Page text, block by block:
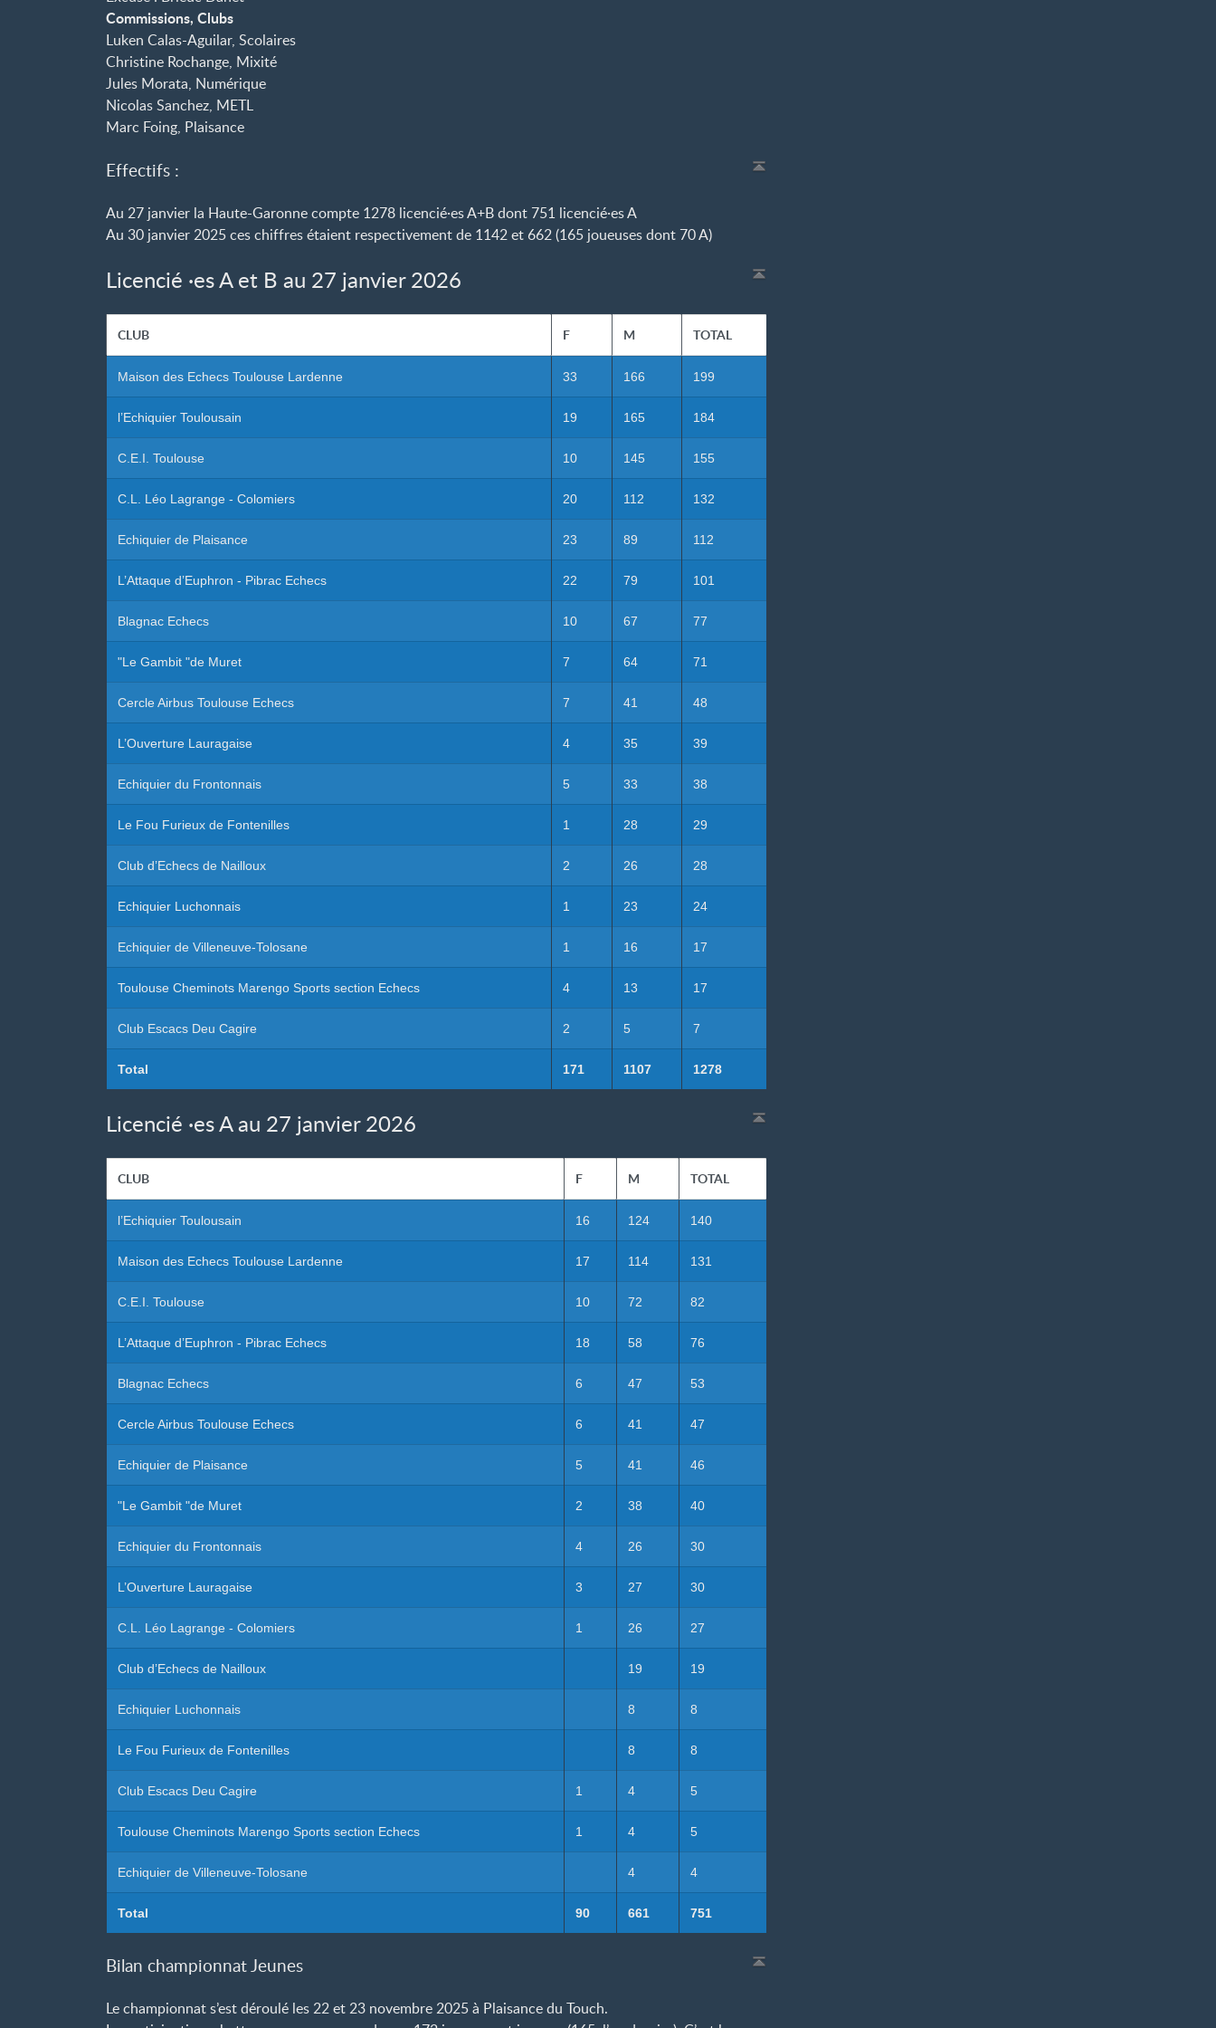
Commissions, Clubs
Luken Calas-Aguilar, Scolaires
Christine Rochange, Mixité
Jules Morata, Numérique
Nicolas Sanchez, METL
Marc Foing, Plaisance
Effectifs :
Au 27 janvier la Haute-Garonne compte 1278 licencié·es A+B dont 751 licencié·es A
Au 30 janvier 2025 ces chiffres étaient respectivement de 1142 et 662 (165 joueuses dont 70 A)
Licencié ·es A et B au 27 janvier 2026
CLUB F M TOTAL
Maison des Echecs Toulouse Lardenne 33 166 199
l’Echiquier Toulousain 19 165 184
C.E.I. Toulouse 10 145 155
C.L. Léo Lagrange - Colomiers 20 112 132
Echiquier de Plaisance 23 89 112
L’Attaque d’Euphron - Pibrac Echecs 22 79 101
Blagnac Echecs 10 67 77
"Le Gambit "de Muret 7 64 71
Cercle Airbus Toulouse Echecs 7 41 48
L’Ouverture Lauragaise 4 35 39
Echiquier du Frontonnais 5 33 38
Le Fou Furieux de Fontenilles 1 28 29
Club d’Echecs de Nailloux 2 26 28
Echiquier Luchonnais 1 23 24
Echiquier de Villeneuve-Tolosane 1 16 17
Toulouse Cheminots Marengo Sports section Echecs 4 13 17
Club Escacs Deu Cagire 2 5 7
Total 171 1107 1278
Licencié ·es A au 27 janvier 2026
CLUB F M TOTAL
l’Echiquier Toulousain 16 124 140
Maison des Echecs Toulouse Lardenne 17 114 131
C.E.I. Toulouse 10 72 82
L’Attaque d’Euphron - Pibrac Echecs 18 58 76
Blagnac Echecs 6 47 53
Cercle Airbus Toulouse Echecs 6 41 47
Echiquier de Plaisance 5 41 46
"Le Gambit "de Muret 2 38 40
Echiquier du Frontonnais 4 26 30
L’Ouverture Lauragaise 3 27 30
C.L. Léo Lagrange - Colomiers 1 26 27
Club d’Echecs de Nailloux 19 19
Echiquier Luchonnais 8 8
Le Fou Furieux de Fontenilles 8 8
Club Escacs Deu Cagire 1 4 5
Toulouse Cheminots Marengo Sports section Echecs 1 4 5
Echiquier de Villeneuve-Tolosane 4 4
Total 90 661 751
Bilan championnat Jeunes
Le championnat s’est déroulé les 22 et 23 novembre 2025 à Plaisance du Touch.